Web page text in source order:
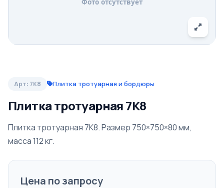
Арт: 7К8 Плитка тротуарная и бордюры
Плитка тротуарная 7К8
Плитка тротуарная 7К8. Размер 750×750×80 мм,
масса 112 кг.
Цена по запросу